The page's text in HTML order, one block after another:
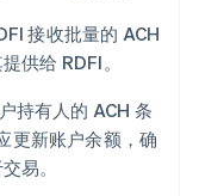
接收批量的 ACH
供给 RDFI。
持有人的 ACH 条
更新账户余额，确
易。